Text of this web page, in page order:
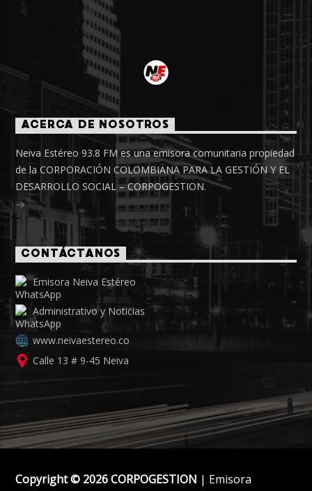
ACERCA DE NOSOTROS
Neiva Estéreo 93.8 FM es una emisora comunitaria propiedad
de la CORPORACIÓN COLOMBIANA PARA LA GESTIÓN Y EL
DESARROLLO SOCIAL – CORPOGESTION.
CONTÁCTANOS
Emisora Neiva Estéreo
Administrativo y Noticias
www.neivaestereo.co
Calle 13 # 9-45 Neiva
Copyright © 2026 CORPOGESTION | Emisora